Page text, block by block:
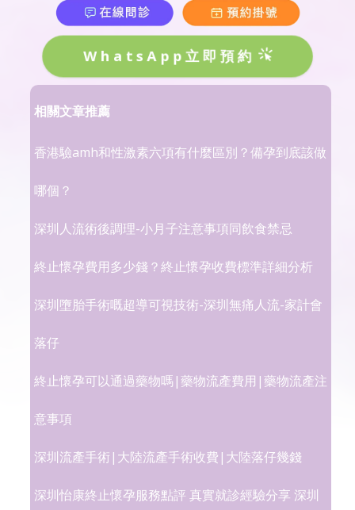
WhatsApp立即預約
相關文章推薦
香港驗amh和性激素六項有什麼區別？備孕到底該做
哪個？
深圳人流術後調理-小月子注意事項同飲食禁忌
終止懷孕費用多少錢？終止懷孕收費標準詳細分析
深圳墮胎手術嘅超導可視技術-深圳無痛人流-家計會
落仔
終止懷孕可以通過藥物嗎|藥物流產費用|藥物流產注
意事項
深圳流產手術|大陸流產手術收費|大陸落仔幾錢
深圳怡康終止懷孕服務點評 真實就診經驗分享 深圳